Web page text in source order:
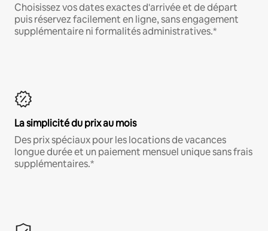
Choisissez vos dates exactes d'arrivée et de départ
puis réservez facilement en ligne, sans engagement
supplémentaire ni formalités administratives.*
La simplicité du prix au mois
Des prix spéciaux pour les locations de vacances
longue durée et un paiement mensuel unique sans frais
supplémentaires.*